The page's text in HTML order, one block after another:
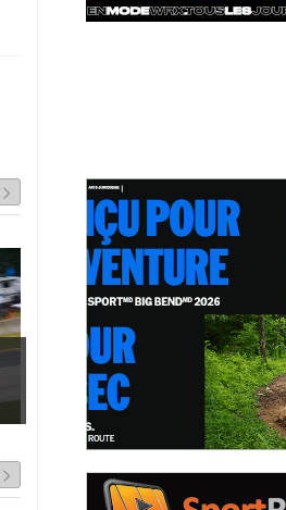
Deux événements phares à venir
pour le film Villeneuve : L'ascension
d'une légende (+ vidéo)
Jeudi 6 août 2026